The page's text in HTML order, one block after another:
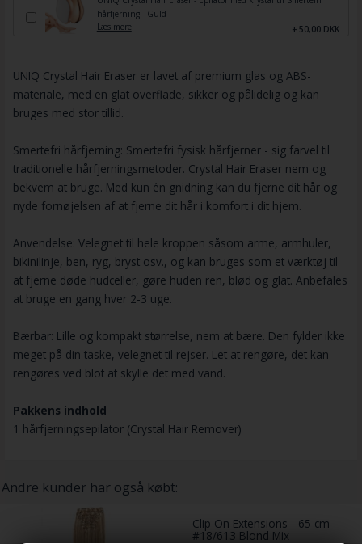
hårfjerning - Guld
Læs mere
+ 50,00 DKK
UNIQ Crystal Hair Eraser er lavet af premium glas og ABS-
materiale, med en glat overflade, sikker og pålidelig og kan
bruges med stor tillid.
Smertefri hårfjerning: Smertefri fysisk hårfjerner - sig farvel til
traditionelle hårfjerningsmetoder. Crystal Hair Eraser nem og
bekvem at bruge. Med kun én gnidning kan du fjerne dit hår og
nyde fornøjelsen af ​​at fjerne dit hår i komfort i dit hjem.
Anvendelse: Velegnet til hele kroppen såsom arme, armhuler,
bikinilinje, ben, ryg, bryst osv., og kan bruges som et værktøj til
at fjerne døde hudceller, gøre huden ren, blød og glat. Anbefales
at bruge en gang hver 2-3 uge.
Bærbar: Lille og kompakt størrelse, nem at bære. Den fylder ikke
meget på din taske, velegnet til rejser. Let at rengøre, det kan
rengøres ved blot at skylle det med vand.
Pakkens indhold
1 hårfjerningsepilator (Crystal Hair Remover)
Andre kunder har også købt:
Clip On Extensions - 65 cm -
#18/613 Blond Mix